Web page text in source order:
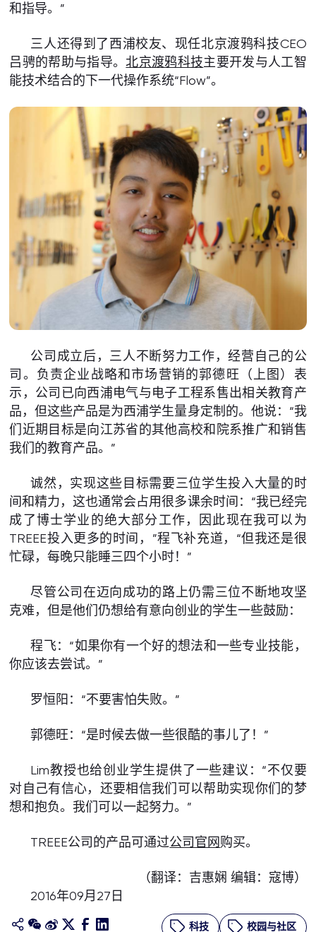
和指导。”
三人还得到了西浦校友、现任北京渡鸦科技CEO
吕骋的帮助与指导。北京渡鸦科技主要开发与人工智
能技术结合的下一代操作系统“Flow”。
公司成立后，三人不断努力工作，经营自己的公
司。负责企业战略和市场营销的郭德旺（上图）表
示，公司已向西浦电气与电子工程系售出相关教育产
品，但这些产品是为西浦学生量身定制的。他说：“我
们近期目标是向江苏省的其他高校和院系推广和销售
我们的教育产品。”
诚然，实现这些目标需要三位学生投入大量的时
间和精力，这也通常会占用很多课余时间：“我已经完
成了博士学业的绝大部分工作，因此现在我可以为
TREEE投入更多的时间，”程飞补充道，“但我还是很
忙碌，每晚只能睡三四个小时！”
尽管公司在迈向成功的路上仍需三位不断地攻坚
克难，但是他们仍想给有意向创业的学生一些鼓励：
程飞：“如果你有一个好的想法和一些专业技能，
你应该去尝试。”
罗恒阳：“不要害怕失败。”
郭德旺：“是时候去做一些很酷的事儿了！”
Lim教授也给创业学生提供了一些建议：“不仅要
对自己有信心，还要相信我们可以帮助实现你们的梦
想和抱负。我们可以一起努力。”
TREEE公司的产品可通过公司官网购买。
（翻译：吉惠娴 编辑：寇博）
2016年09月27日
科技 校园与社区